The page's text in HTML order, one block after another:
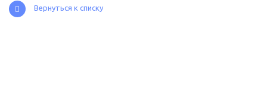
Вернуться к списку